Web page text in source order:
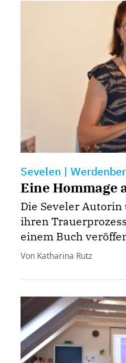
Sevelen |
Eine Hommage
Die Seveler
ihren
einem Buch
Von Katharina Rutz